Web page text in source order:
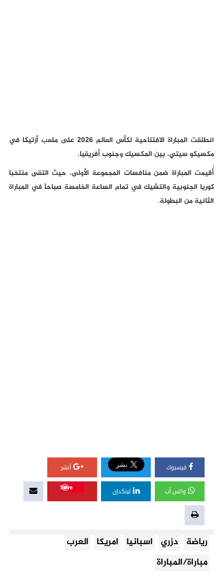
انطلقت المباراة الافتتاحية لكأس العالم 2026 على ملعب أزتيكا في
مكسيكو سيتي، بين المكسيك وجنوب أفريقيا.
أُقيمت المباراة ضمن منافسات المجموعة الأولى، حيث التقى منتخبا
كوريا الجنوبية والتشيك في تمام الساعة الخامسة صباحاً في المباراة
الثانية من البطولة.
فيسبوك أنشر
واتس آب لينكدإن
Save
رياضة دزري اسبانيا امريكا العرب
مباراة/المباراة